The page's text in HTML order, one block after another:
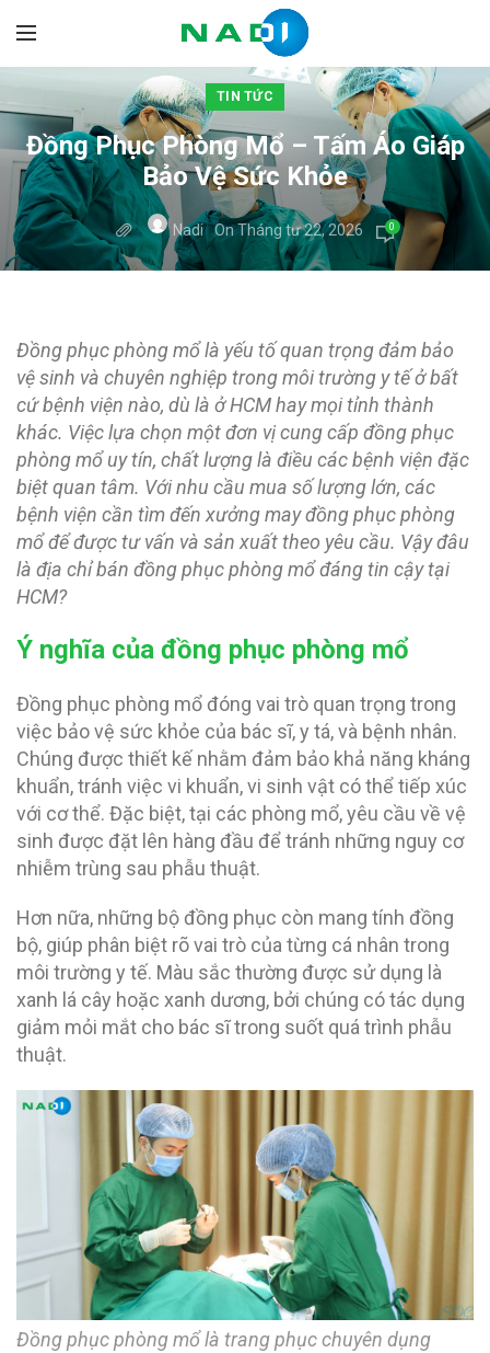
TIN TỨC
Đồng Phục Phòng Mổ – Tấm Áo Giáp
Bảo Vệ Sức Khỏe
Nadi On Tháng tư 22, 2026 0
Đồng phục phòng mổ là yếu tố quan trọng đảm bảo
vệ sinh và chuyên nghiệp trong môi trường y tế ở bất
cứ bệnh viện nào, dù là ở HCM hay mọi tỉnh thành
khác. Việc lựa chọn một đơn vị cung cấp đồng phục
phòng mổ uy tín, chất lượng là điều các bệnh viện đặc
biệt quan tâm. Với nhu cầu mua số lượng lớn, các
bệnh viện cần tìm đến xưởng may đồng phục phòng
mổ để được tư vấn và sản xuất theo yêu cầu. Vậy đâu
là địa chỉ bán đồng phục phòng mổ đáng tin cậy tại
HCM?
Ý nghĩa của đồng phục phòng mổ
Đồng phục phòng mổ đóng vai trò quan trọng trong
việc bảo vệ sức khỏe của bác sĩ, y tá, và bệnh nhân.
Chúng được thiết kế nhằm đảm bảo khả năng kháng
khuẩn, tránh việc vi khuẩn, vi sinh vật có thể tiếp xúc
với cơ thể. Đặc biệt, tại các phòng mổ, yêu cầu về vệ
sinh được đặt lên hàng đầu để tránh những nguy cơ
nhiễm trùng sau phẫu thuật.
Hơn nữa, những bộ đồng phục còn mang tính đồng
bộ, giúp phân biệt rõ vai trò của từng cá nhân trong
môi trường y tế. Màu sắc thường được sử dụng là
xanh lá cây hoặc xanh dương, bởi chúng có tác dụng
giảm mỏi mắt cho bác sĩ trong suốt quá trình phẫu
thuật.
Đồng phục phòng mổ là trang phục chuyên dụng